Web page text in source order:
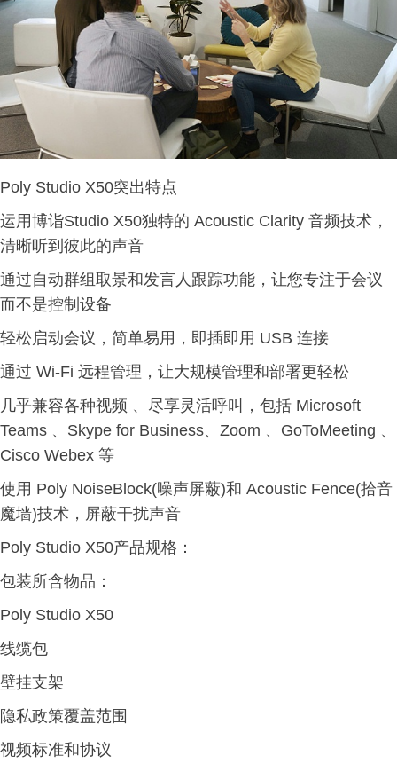
Poly Studio X50突出特点
运用博诣Studio X50独特的 Acoustic Clarity 音频技术，
清晰听到彼此的声音
通过自动群组取景和发言人跟踪功能，让您专注于会议
而不是控制设备
轻松启动会议，简单易用，即插即用 USB 连接
通过 Wi-Fi 远程管理，让大规模管理和部署更轻松
几乎兼容各种视频 、尽享灵活呼叫，包括 Microsoft
Teams 、Skype for Business、Zoom 、GoToMeeting 、
Cisco Webex 等
使用 Poly NoiseBlock(噪声屏蔽)和 Acoustic Fence(拾音
魔墙)技术，屏蔽干扰声音
Poly Studio X50产品规格：
包装所含物品：
Poly Studio X50
线缆包
壁挂支架
隐私政策覆盖范围
视频标准和协议